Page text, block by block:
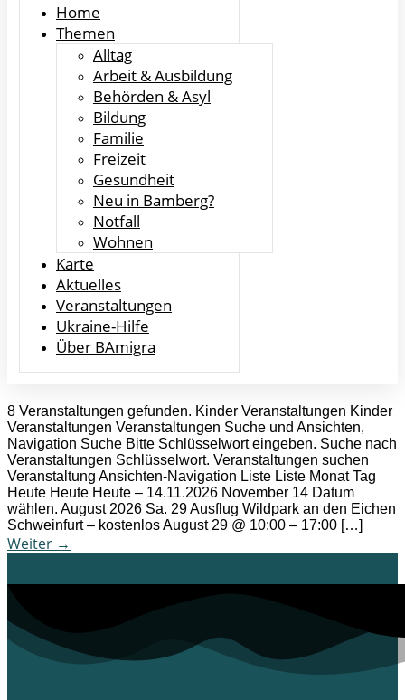
Home
Themen
Alltag
Arbeit & Ausbildung
Behörden & Asyl
Bildung
Familie
Freizeit
Gesundheit
Neu in Bamberg?
Notfall
Wohnen
Karte
Aktuelles
Veranstaltungen
Ukraine-Hilfe
Über BAmigra
8 Veranstaltungen gefunden. Kinder Veranstaltungen Kinder
Veranstaltungen Veranstaltungen Suche und Ansichten,
Navigation Suche Bitte Schlüsselwort eingeben. Suche nach
Veranstaltungen Schlüsselwort. Veranstaltungen suchen
Veranstaltung Ansichten-Navigation Liste Liste Monat Tag
Heute Heute Heute – 14.11.2026 November 14 Datum
wählen. August 2026 Sa. 29 Ausflug Wildpark an den Eichen
Schweinfurt – kostenlos August 29 @ 10:00 – 17:00 […]
Weiter →